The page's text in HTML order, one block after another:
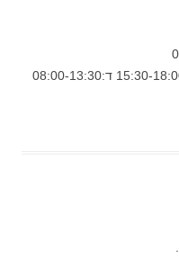
א,ה:08:00-18:00 ב,ג:08:00-12:30 , 15:30-18:00 ד:08:00-13:30